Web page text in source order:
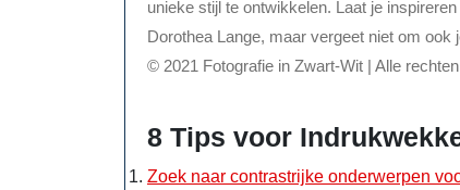
unieke stijl te ontwikkelen. Laat je
Dorothea Lange, maar vergeet niet om ook
© 2021 Fotografie in Zwart-Wit | Alle
8 Tips voor
Zoek naar contrastrijke onderwerpen